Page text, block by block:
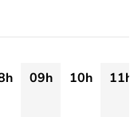
09h 10h
11h